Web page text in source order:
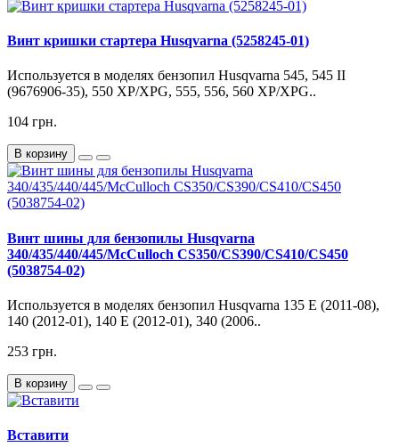
Винт кришки стартера Husqvarna (5258245-01)
Используется в моделях бензопил Husqvarna 545, 545 II
(9676906-35), 550 XP/XPG, 555, 556, 560 XP/XPG..
104 грн.
В корзину
Винт шины для бензопилы Husqvarna
340/435/440/445/McCulloch CS350/CS390/CS410/CS450
(5038754-02)
Используется в моделях бензопил Husqvarna 135 E (2011-08),
140 (2012-01), 140 E (2012-01), 340 (2006..
253 грн.
В корзину
Вставити